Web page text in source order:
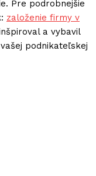
Pre podrobnejšie
založenie firmy v
a vybavil
podnikateľskej